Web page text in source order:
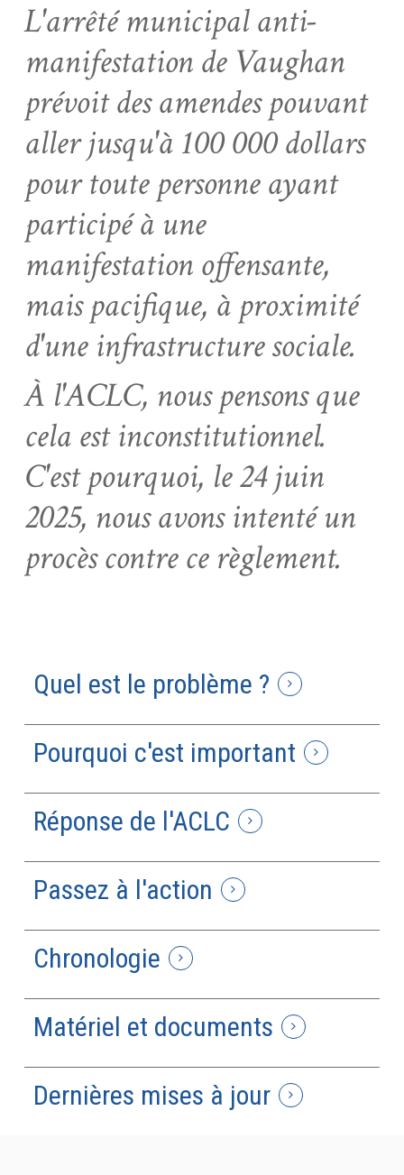
L'arrêté municipal anti-
manifestation de Vaughan
prévoit des amendes pouvant
aller jusqu'à 100 000 dollars
pour toute personne ayant
participé à une
manifestation offensante,
mais pacifique, à proximité
d'une infrastructure sociale.
À l'ACLC, nous pensons que
cela est inconstitutionnel.
C'est pourquoi, le 24 juin
2025, nous avons intenté un
procès contre ce règlement.
Quel est le problème ?
Pourquoi c'est important
Réponse de l'ACLC
Passez à l'action
Chronologie
Matériel et documents
Dernières mises à jour